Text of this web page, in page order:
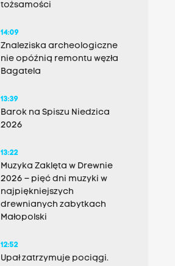
tożsamości
14:09
Znaleziska archeologiczne
nie opóźnią remontu węzła
Bagatela
13:39
Barok na Spiszu Niedzica
2026
13:22
Muzyka Zaklęta w Drewnie
2026 – pięć dni muzyki w
najpiękniejszych
drewnianych zabytkach
Małopolski
12:52
Upał zatrzymuje pociągi.